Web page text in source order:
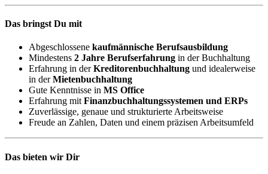
Das bringst Du mit
Abgeschlossene kaufmännische Berufsausbildung
Mindestens 2 Jahre Berufserfahrung in der Buchhaltung
Erfahrung in derKreditorenbuchhaltung und idealerweise
in derMietenbuchhaltung
Gute Kenntnisse in MS Office
Erfahrung mit Finanzbuchhaltungssystemen und ERPs
Zuverlässige, genaue und strukturierte Arbeitsweise
Freude an Zahlen, Daten und einem präzisen Arbeitsumfeld
Das bieten wir Dir